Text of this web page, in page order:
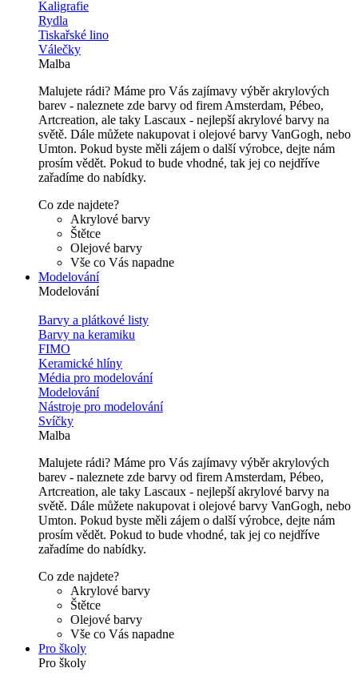
Kaligrafie
Rydla
Tiskařské lino
Válečky
Malba
Malujete rádi? Máme pro Vás zajímavy výběr akrylových
barev - naleznete zde barvy od firem Amsterdam, Pébeo,
Artcreation, ale taky Lascaux - nejlepší akrylové barvy na
světě. Dále můžete nakupovat i olejové barvy VanGogh, nebo
Umton. Pokud byste měli zájem o další výrobce, dejte nám
prosím vědět. Pokud to bude vhodné, tak jej co nejdříve
zařadíme do nabídky.
Co zde najdete?
Akrylové barvy
Štětce
Olejové barvy
Vše co Vás napadne
Modelování
Modelování
Barvy a plátkové listy
Barvy na keramiku
FIMO
Keramické hlíny
Média pro modelování
Modelování
Nástroje pro modelování
Svíčky
Malba
Malujete rádi? Máme pro Vás zajímavy výběr akrylových
barev - naleznete zde barvy od firem Amsterdam, Pébeo,
Artcreation, ale taky Lascaux - nejlepší akrylové barvy na
světě. Dále můžete nakupovat i olejové barvy VanGogh, nebo
Umton. Pokud byste měli zájem o další výrobce, dejte nám
prosím vědět. Pokud to bude vhodné, tak jej co nejdříve
zařadíme do nabídky.
Co zde najdete?
Akrylové barvy
Štětce
Olejové barvy
Vše co Vás napadne
Pro školy
Pro školy